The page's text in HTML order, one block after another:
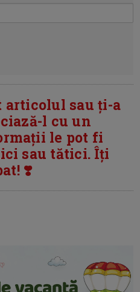
articolul sau ți-a
l cu un
le pot fi
sau tătici. Îți
❣️